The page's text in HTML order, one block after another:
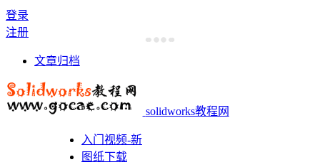
登录
注册
文章归档
solidworks教程网
入门视频-新
图纸下载